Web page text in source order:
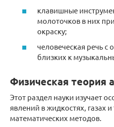
клавишные
молоточков в них
окраску;
человеческая речь с
близких к
Физическая теория
Этот раздел науки изучает
явлений в жидкостях, газах
математических методов.